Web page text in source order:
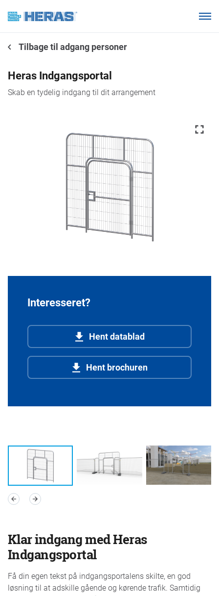
Hvorfor Heras Mobilhegn?
Produkter
Vidensbase
Ring 7011 1207
Tilbage til adgang personer
Heras Indgangsportal
Skab en tydelig indgang til dit arrangement
Interesseret?
Hent datablad
Hent brochuren
Klar indgang med Heras
Indgangsportal
Få din egen tekst på indgangsportalens skilte, en god
løsning til at adskille gående og kørende trafik. Samtidig